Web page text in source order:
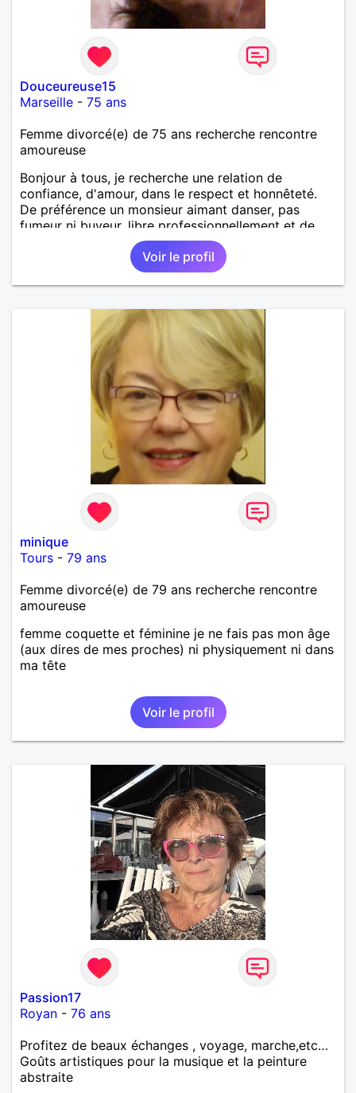
Douceureuse15
Marseille - 75 ans
Femme divorcé(e) de 75 ans recherche rencontre
amoureuse
Bonjour à tous, je recherche une relation de
confiance, d'amour, dans le respect et honnêteté.
De préférence un monsieur aimant danser, pas
fumeur ni buveur, libre professionnellement et de
Voir le profil
minique
Tours - 79 ans
Femme divorcé(e) de 79 ans recherche rencontre
amoureuse
femme coquette et féminine je ne fais pas mon âge
(aux dires de mes proches) ni physiquement ni dans
ma tête
Voir le profil
Passion17
Royan - 76 ans
Profitez de beaux échanges , voyage, marche,etc…
Goûts artistiques pour la musique et la peinture
abstraite